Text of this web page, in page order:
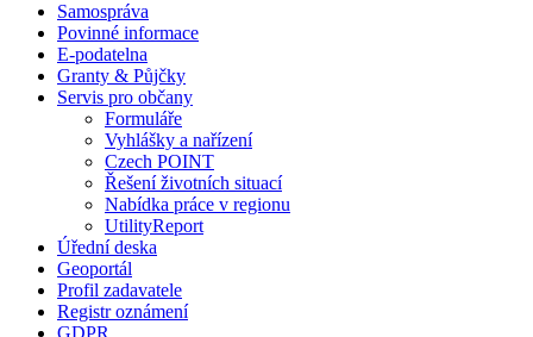
Samospráva
Povinné informace
E-podatelna
Granty & Půjčky
Servis pro občany
Formuláře
Vyhlášky a nařízení
Czech POINT
Řešení životních situací
Nabídka práce v regionu
UtilityReport
Úřední deska
Geoportál
Profil zadavatele
Registr oznámení